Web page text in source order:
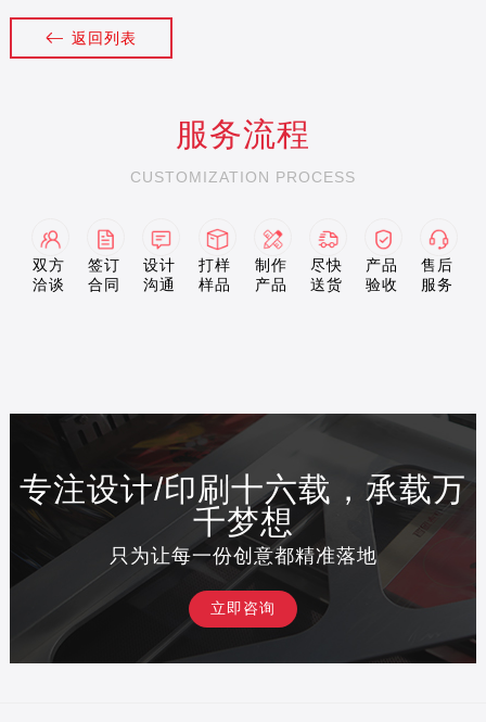
返回列表
服务流程
CUSTOMIZATION PROCESS
双方
洽谈
签订
合同
设计
沟通
打样
样品
制作
产品
尽快
送货
产品
验收
售后
服务
专注设计/印刷十六载，承载万
千梦想
只为让每一份创意都精准落地
立即咨询